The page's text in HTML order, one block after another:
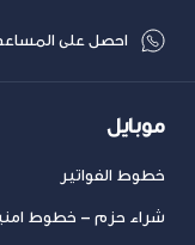
احصل على
موبايل
خطوط الفواتير
شراء حزم – خطوط